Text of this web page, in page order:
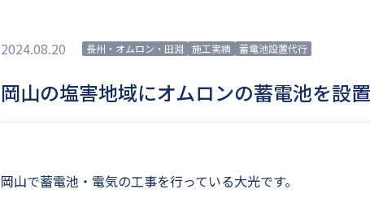
2024.08.20 長州・オムロン・田淵 施工実績 蓄電池設置代行
岡山の塩害地域にオムロンの蓄電池を設置
岡山で蓄電池・電気の工事を行っている大光です。